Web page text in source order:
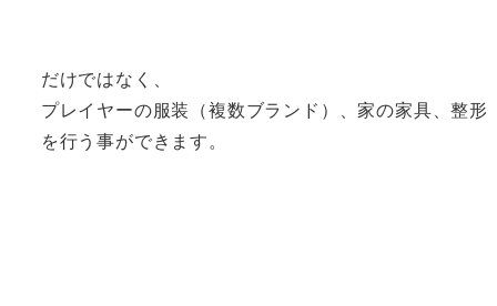
だけではなく、
プレイヤーの服装（複数ブランド）、家の家具、整形
を行う事ができます。